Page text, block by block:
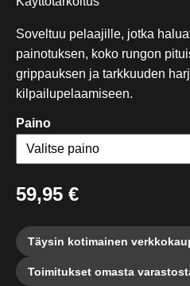
Soveltuu pelaajille, jotka
painotuksen, koko rungon
grippauksen ja tarkkuuden
kilpailupelaamiseen.
Paino
59,95 €
Täysin kotimainen
Toimitukset omasta